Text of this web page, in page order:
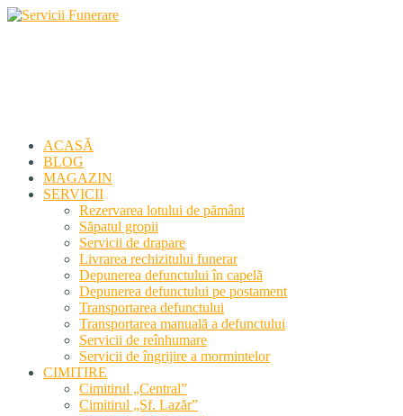
ACASĂ
BLOG
MAGAZIN
SERVICII
Rezervarea lotului de pământ
Săpatul gropii
Servicii de drapare
Livrarea rechizitului funerar
Depunerea defunctului în capelă
Depunerea defunctului pe postament
Transportarea defunctului
Transportarea manuală a defunctului
Servicii de reînhumare
Servicii de îngrijire a mormintelor
CIMITIRE
Cimitirul „Central”
Cimitirul „Sf. Lazăr”